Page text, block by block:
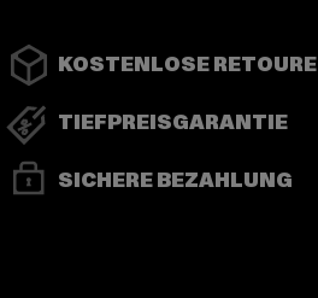
KOSTENLOSE RETOURE
TIEFPREISGARANTIE
SICHERE BEZAHLUNG